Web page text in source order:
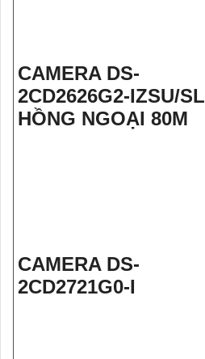
CAMERA DS-
2CD2626G2-IZSU/SL
HỒNG NGOẠI 80M
CAMERA DS-
2CD2721G0-I